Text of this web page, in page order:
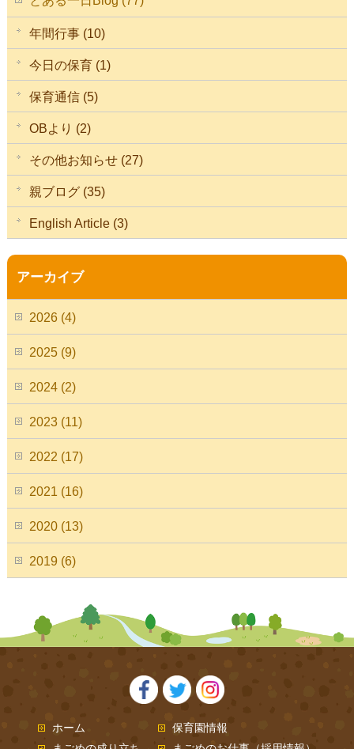
年間行事 (10)
今日の保育 (1)
保育通信 (5)
OBより (2)
その他お知らせ (27)
親ブログ (35)
English Article (3)
アーカイブ
2026 (4)
2025 (9)
2024 (2)
2023 (11)
2022 (17)
2021 (16)
2020 (13)
2019 (6)
ホーム
保育園情報